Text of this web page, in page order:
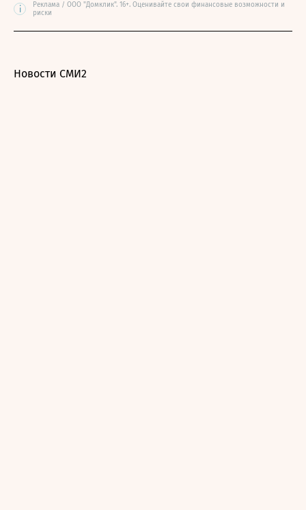
i
Реклама / ООО "Домклик". 16+. Оценивайте свои финансовые возможности и
риски
Новости СМИ2